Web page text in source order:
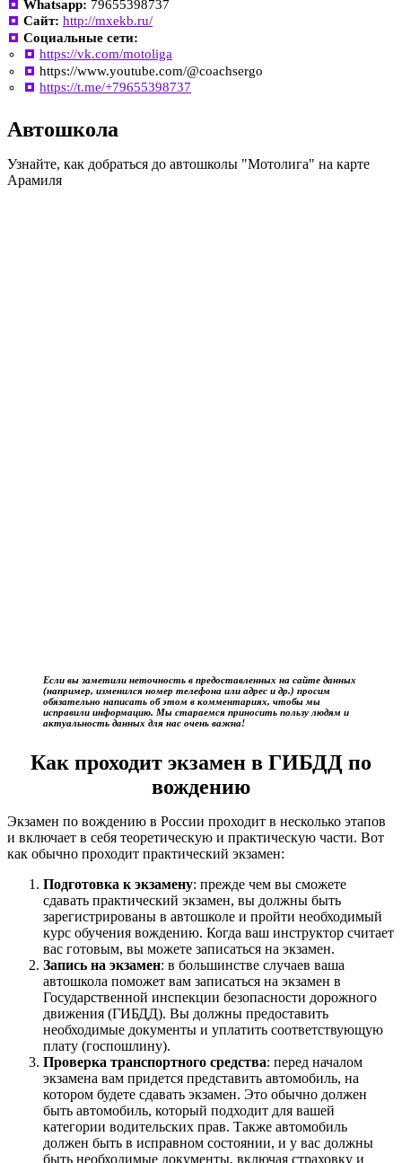
Whatsapp: 79655398737
Сайт: http://mxekb.ru/
Социальные сети:
https://vk.com/motoliga
https://www.youtube.com/@coachsergo
https://t.me/+79655398737
Автошкола
Узнайте, как добраться до автошколы "Мотолига" на карте
Арамиля
Если вы заметили неточность в предоставленных на сайте данных
(например, изменился номер телефона или адрес и др.) просим
обязательно написать об этом в комментариях, чтобы мы
исправили информацию. Мы стараемся приносить пользу людям и
актуальность данных для нас очень важна!
Как проходит экзамен в ГИБДД по
вождению
Экзамен по вождению в России проходит в несколько этапов
и включает в себя теоретическую и практическую части. Вот
как обычно проходит практический экзамен:
Подготовка к экзамену: прежде чем вы сможете
сдавать практический экзамен, вы должны быть
зарегистрированы в автошколе и пройти необходимый
курс обучения вождению. Когда ваш инструктор считает
вас готовым, вы можете записаться на экзамен.
Запись на экзамен: в большинстве случаев ваша
автошкола поможет вам записаться на экзамен в
Государственной инспекции безопасности дорожного
движения (ГИБДД). Вы должны предоставить
необходимые документы и уплатить соответствующую
плату (госпошлину).
Проверка транспортного средства: перед началом
экзамена вам придется представить автомобиль, на
котором будете сдавать экзамен. Это обычно должен
быть автомобиль, который подходит для вашей
категории водительских прав. Также автомобиль
должен быть в исправном состоянии, и у вас должны
быть необходимые документы, включая страховку и